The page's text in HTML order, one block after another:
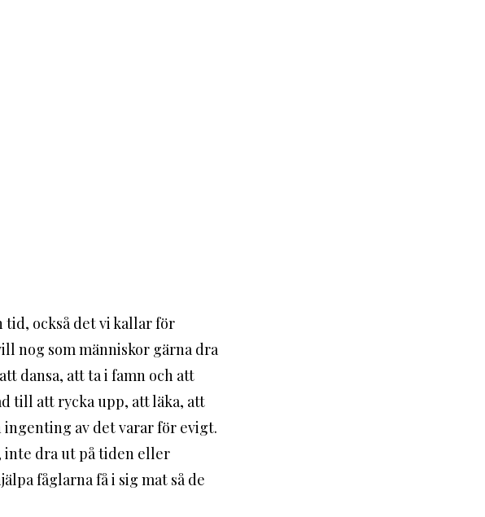
tid, också det vi kallar för
nog som människor gärna dra
dansa, att ta i famn och att
till att rycka upp, att läka, att
ingenting av det varar för evigt.
inte dra ut på tiden eller
fåglarna få i sig mat så de